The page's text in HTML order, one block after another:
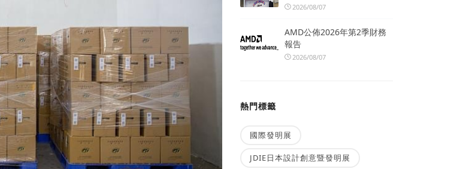
2026/08/07
AMD公佈2026年第2季財務
報告
2026/08/07
熱門標籤
國際發明展
JDIE日本設計創意暨發明展